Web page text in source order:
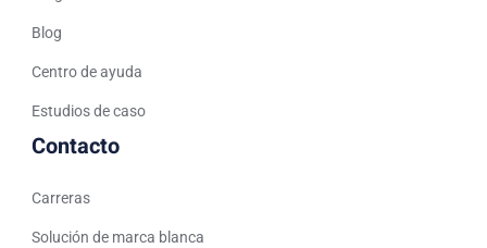
Blog
Centro de ayuda
Estudios de caso
Contacto
Carreras
Solución de marca blanca